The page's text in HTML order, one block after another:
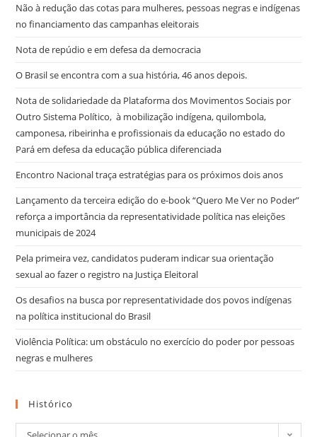
Não à redução das cotas para mulheres, pessoas negras e indígenas
no financiamento das campanhas eleitorais
Nota de repúdio e em defesa da democracia
O Brasil se encontra com a sua história, 46 anos depois.
Nota de solidariedade da Plataforma dos Movimentos Sociais por
Outro Sistema Político, à mobilização indígena, quilombola,
camponesa, ribeirinha e profissionais da educação no estado do
Pará em defesa da educação pública diferenciada
Encontro Nacional traça estratégias para os próximos dois anos
Lançamento da terceira edição do e-book “Quero Me Ver no Poder”
reforça a importância da representatividade política nas eleições
municipais de 2024
Pela primeira vez, candidatos puderam indicar sua orientação
sexual ao fazer o registro na Justiça Eleitoral
Os desafios na busca por representatividade dos povos indígenas
na política institucional do Brasil
Violência Política: um obstáculo no exercício do poder por pessoas
negras e mulheres
Histórico